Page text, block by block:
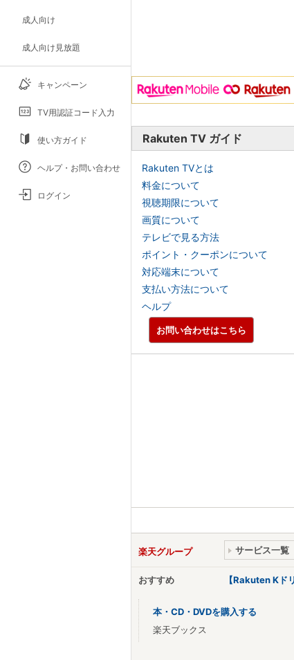
成人向け
成人向け見放題
キャンペーン
TV用認証コード入力
使い方ガイド
ヘルプ・お問い合わせ
ログイン
Rakuten TV ガイド
Rakuten TVとは
料金について
視聴期限について
画質について
テレビで見る方法
ポイント・クーポンについて
対応端末について
支払い方法について
ヘルプ
お問い合わせはこちら
楽天グループ サービス一覧
おすすめ 【Rakuten Kド
本・CD・DVDを購入する
楽天ブックス